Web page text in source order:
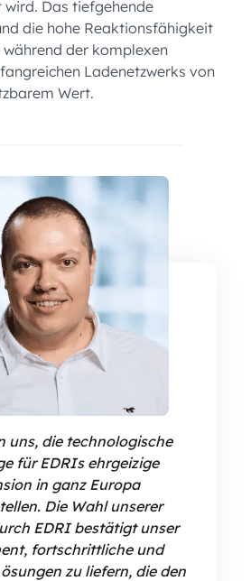
Das tiefgehende
die hohe Reaktionsfähigkeit
der komplexen
Ladenetzwerks von
Wert.
uns, die technologische
für EDRIs ehrgeizige
in ganz Europa
Die Wahl unserer
EDRI bestätigt unser
fortschrittliche und
zu liefern, die den